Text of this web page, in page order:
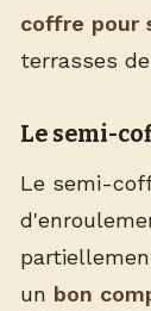
coffre pour
terrasses
Le semi-
Le semi-
un bon